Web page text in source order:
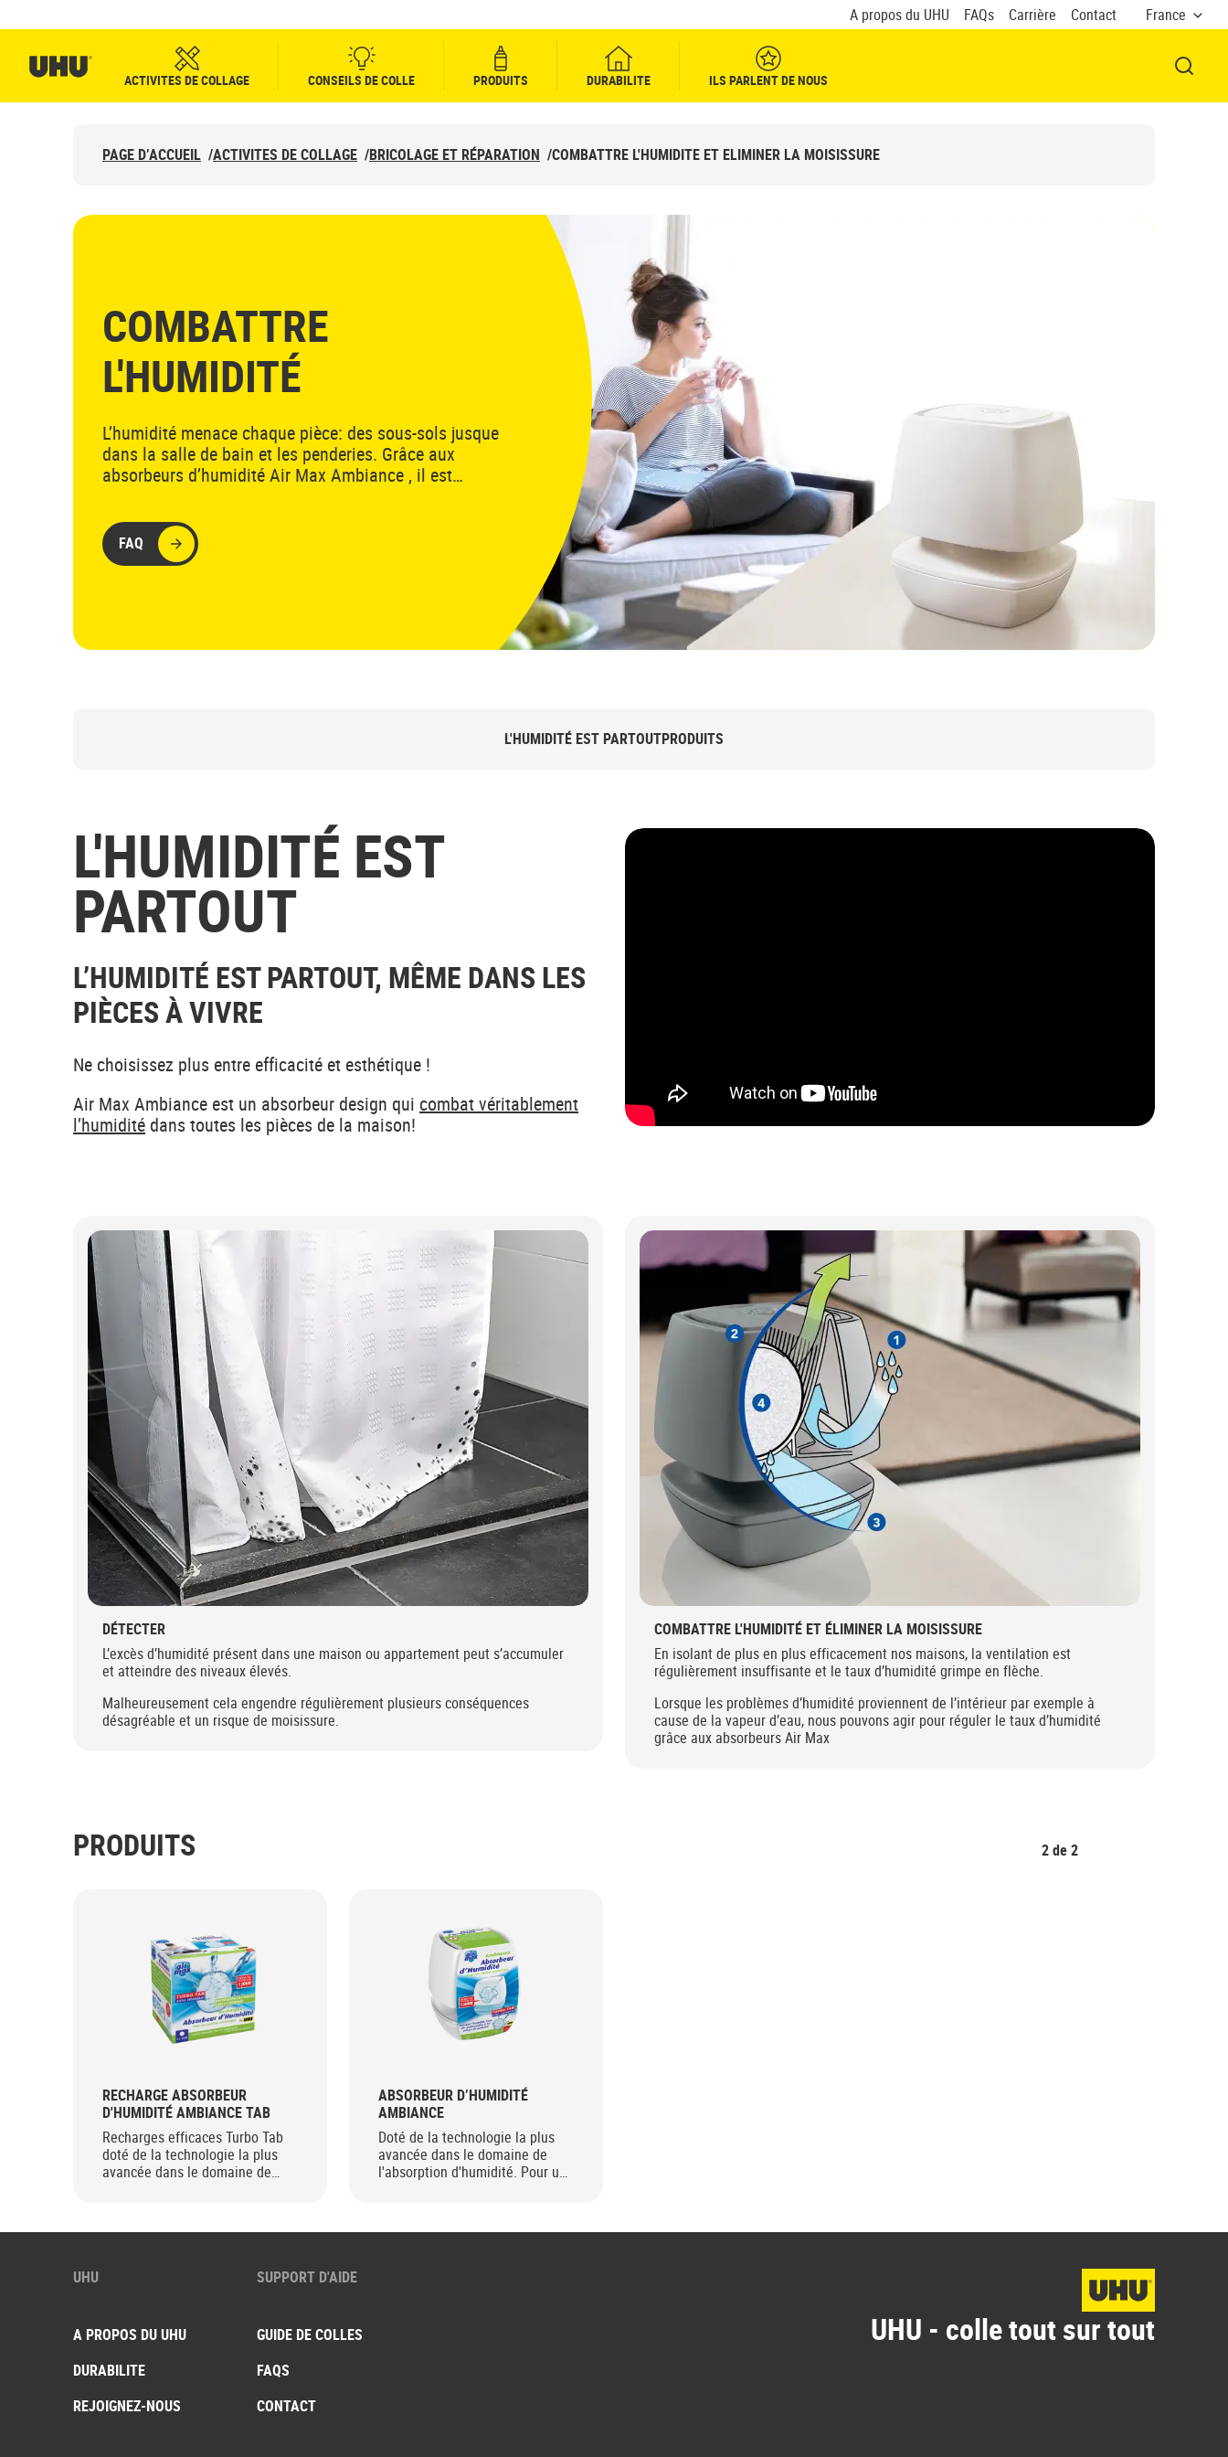
A propos du UHU FAQs Carrière Contact France
ACTIVITES DE COLLAGE CONSEILS DE COLLE PRODUITS DURABILITE ILS PARLENT DE NOUS
PAGE D’ACCUEIL /ACTIVITES DE COLLAGE /BRICOLAGE ET RÉPARATION /COMBATTRE L'HUMIDITE ET ELIMINER LA MOISISSURE
COMBATTRE
L'HUMIDITÉ
L’humidité menace chaque pièce: des sous-sols jusque
dans la salle de bain et les penderies. Grâce aux
absorbeurs d’humidité Air Max Ambiance , il est
FAQ
L'HUMIDITÉ EST PARTOUTPRODUITS
L'HUMIDITÉ EST
PARTOUT
L’HUMIDITÉ EST PARTOUT, MÊME DANS LES
PIÈCES À VIVRE
Ne choisissez plus entre efficacité et esthétique !
Air Max Ambiance est un absorbeur design qui combat véritablement
l’humidité dans toutes les pièces de la maison!
DÉTECTER
L’excès d’humidité présent dans une maison ou appartement peut s’accumuler
et atteindre des niveaux élevés.
Malheureusement cela engendre régulièrement plusieurs conséquences
désagréable et un risque de moisissure.
COMBATTRE L'HUMIDITÉ ET ÉLIMINER LA MOISISSURE
En isolant de plus en plus efficacement nos maisons, la ventilation est
régulièrement insuffisante et le taux d’humidité grimpe en flèche.
Lorsque les problèmes d’humidité proviennent de l’intérieur par exemple à
cause de la vapeur d’eau, nous pouvons agir pour réguler le taux d’humidité
grâce aux absorbeurs Air Max
PRODUITS 2de2
RECHARGE ABSORBEUR
D'HUMIDITÉ AMBIANCE TAB
Recharges efficaces Turbo Tab
doté de la technologie la plus
avancée dans le domaine de
ABSORBEUR D’HUMIDITÉ
AMBIANCE
Doté de la technologie la plus
avancée dans le domaine de
l'absorption d'humidité. Pour une
UHU
A PROPOS DU UHU
DURABILITE
REJOIGNEZ-NOUS
SUPPORT D'AIDE
GUIDE DE COLLES
FAQS
CONTACT
UHU - colle tout sur tout